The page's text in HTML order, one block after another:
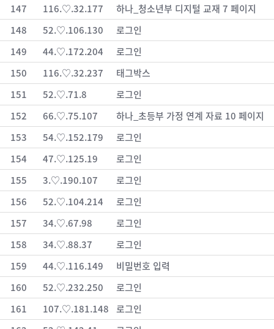
147
116.♡.32.177
하나_청소년부 디지털 교재 7 페이지
148
52.♡.106.130
로그인
149
44.♡.172.204
로그인
150
116.♡.32.237
태그박스
151
52.♡.71.8
로그인
152
66.♡.75.107
하나_초등부 가정 연계 자료 10 페이지
153
54.♡.152.179
로그인
154
47.♡.125.19
로그인
155
3.♡.190.107
로그인
156
52.♡.104.214
로그인
157
34.♡.67.98
로그인
158
34.♡.88.37
로그인
159
44.♡.116.149
비밀번호 입력
160
52.♡.232.250
로그인
161
107.♡.181.148 로그인